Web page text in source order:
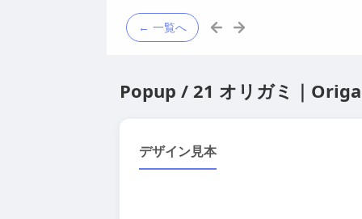
← 一覧へ
Popup / 21 オリガミ｜
デザイン見本